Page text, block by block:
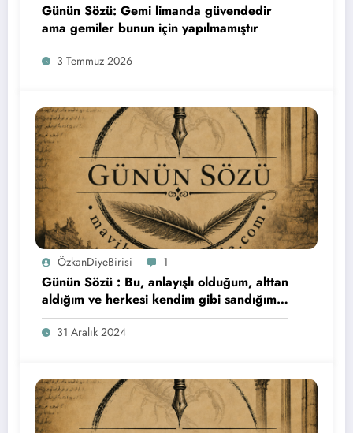
Günün Sözü: Gemi limanda güvendedir
ama gemiler bunun için yapılmamıştır
3 Temmuz 2026
ÖzkanDiyeBirisi 1
Günün Sözü : Bu, anlayışlı olduğum, alttan
aldığım ve herkesi kendim gibi sandığım
son yıldı. Herkese bol şans…
31 Aralık 2024